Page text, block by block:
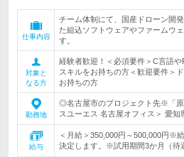
仕事内容
チーム体制にて、国産ドローン開
た組込ソフトウェアやファームウ
す。
対象と
なる方
経験者歓迎！＜必須要件＞C言語
スキルをお持ちの方＜歓迎要件＞
お持ちの方
勤務地
◎名古屋市のプロジェクト先※「
スユーエス 名古屋オフィス＞ 愛知
給与
＜月給＞350,000円～500,000円※
決定します。※試用期間3か月（待